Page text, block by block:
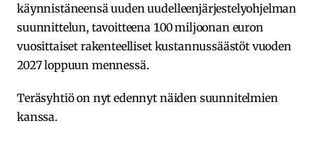
käynnistäneensä uuden uudelleenjärjestelyohjelman
suunnittelun, tavoitteena 100 miljoonan euron
vuosittaiset rakenteelliset kustannussäästöt vuoden
2027 loppuun mennessä.
Teräsyhtiö on nyt edennyt näiden suunnitelmien
kanssa.